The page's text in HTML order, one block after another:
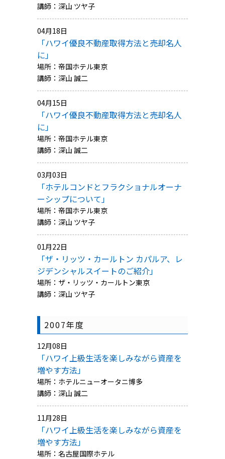
講師：深山 ツヤ子
04月18日
「ハワイ優良不動産取得方法と売却名人
に」
場所：帝国ホテル東京
講師：深山 誠二
04月15日
「ハワイ優良不動産取得方法と売却名人
に」
場所：帝国ホテル東京
講師：深山 誠二
03月03日
「ホテルコンドとフラクショナルオーナ
ーシップについて」
場所：帝国ホテル東京
講師：深山 ツヤ子
01月22日
「ザ・リッツ・カールトン カパルア、レ
ジデンシャルスイートのご紹介」
場所：ザ・リッツ・カールトン東京
講師：深山 ツヤ子
2007年度
12月08日
「ハワイ上級生活を楽しみながら資産を
増やす方法」
場所：ホテルニューオータニ博多
講師：深山 誠二
11月28日
「ハワイ上級生活を楽しみながら資産を
増やす方法」
場所：名古屋国際ホテル